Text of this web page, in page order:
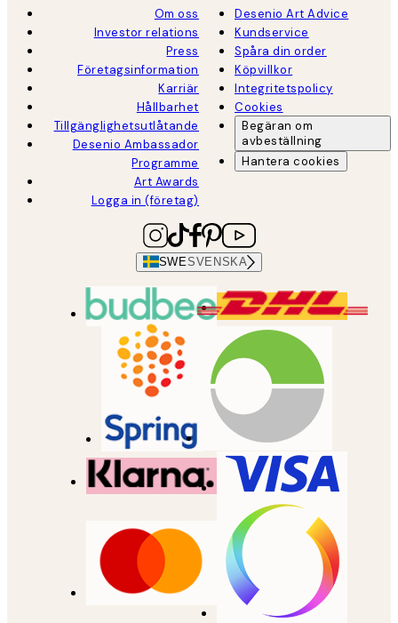
Om oss
Investor relations
Press
Företagsinformation
Karriär
Hållbarhet
Tillgänglighetsutlåtande
Desenio Ambassador
Programme
Art Awards
Logga in (företag)
Desenio Art Advice
Kundservice
Spåra din order
Köpvillkor
Integritetspolicy
Cookies
Begäran om
avbeställning
Hantera cookies
SWESVENSKA